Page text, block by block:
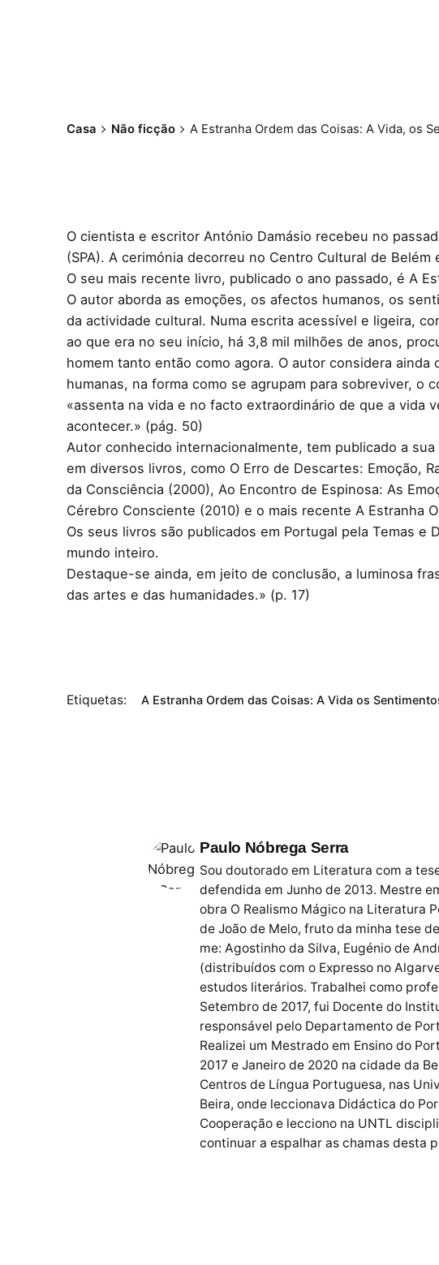
Casa Não ficção A Estranha Ordem das Coisas: A Vida, os
O cientista e escritor António Damásio recebeu no
(SPA). A cerimónia decorreu no Centro Cultural de Belém
O seu mais recente livro, publicado o ano passado, é A
O autor aborda as emoções, os afectos humanos, os
da actividade cultural. Numa escrita acessível e ligeira,
ao que era no seu início, há 3,8 mil milhões de anos,
homem tanto então como agora. O autor considera
humanas, na forma como se agrupam para sobreviver, o
«assenta na vida e no facto extraordinário de que a vida
acontecer.» (pág. 50)
Autor conhecido internacionalmente, tem publicado a
em diversos livros, como O Erro de Descartes: Emoção,
da Consciência (2000), Ao Encontro de Espinosa: As
Cérebro Consciente (2010) e o mais recente A Estranha
Os seus livros são publicados em Portugal pela Temas
mundo inteiro.
Destaque-se ainda, em jeito de conclusão, a luminosa
das artes e das humanidades.» (p. 17)
Etiquetas: A Estranha Ordem das Coisas: A Vida os
Paulo Nóbrega Serra
Sou doutorado em Literatura com a
defendida em Junho de 2013. Mestre
obra O Realismo Mágico na Literatura
de João de Melo, fruto da minha tese
me: Agostinho da Silva, Eugénio de
(distribuídos com o Expresso no
estudos literários. Trabalhei como
Setembro de 2017, fui Docente do
responsável pelo Departamento de
Realizei um Mestrado em Ensino do
2017 e Janeiro de 2020 na cidade da
Centros de Língua Portuguesa, nas
Beira, onde leccionava Didáctica do
Cooperação e lecciono na UNTL
continuar a espalhar as chamas desta